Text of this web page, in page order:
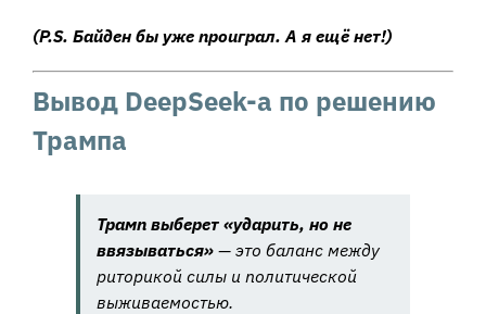
(P.S. Байден бы уже проиграл. А я ещё нет!)
Вывод DeepSeek-а по решению
Трампа
Трамп выберет «ударить, но не
ввязываться»— это баланс между
риторикой силы и политической
выживаемостью.